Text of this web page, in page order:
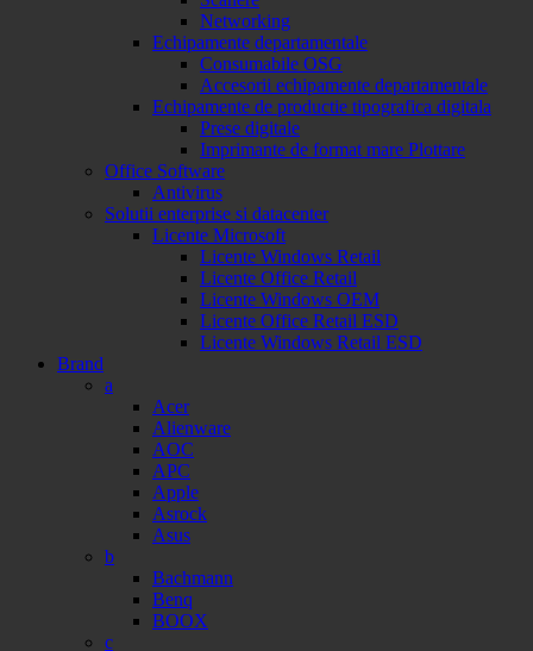
Networking
Echipamente departamentale
Consumabile OSG
Accesorii echipamente departamentale
Echipamente de productie tipografica digitala
Prese digitale
Imprimante de format mare Plottare
Office Software
Antivirus
Solutii enterprise si datacenter
Licente Microsoft
Licente Windows Retail
Licente Office Retail
Licente Windows OEM
Licente Office Retail ESD
Licente Windows Retail ESD
Brand
a
Acer
Alienware
AOC
APC
Apple
Asrock
Asus
b
Bachmann
Benq
BOOX
c